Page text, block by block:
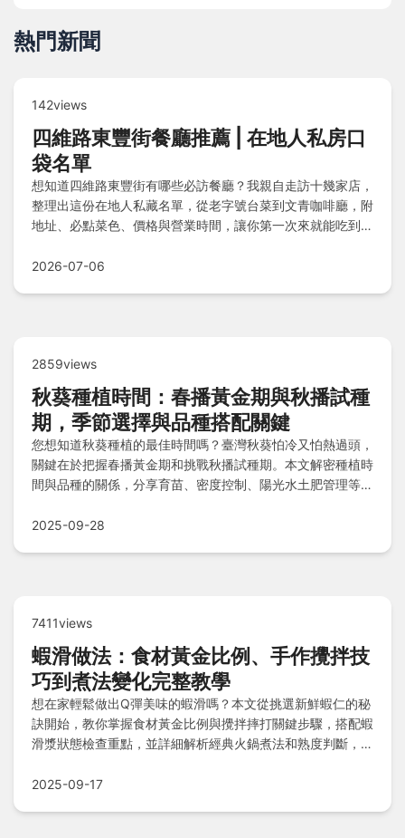
熱門新聞
142views
四維路東豐街餐廳推薦 | 在地人私房口
袋名單
想知道四維路東豐街有哪些必訪餐廳？我親自走訪十幾家店，
整理出這份在地人私藏名單，從老字號台菜到文青咖啡廳，附
地址、必點菜色、價格與營業時間，讓你第一次來就能吃到精
2026-07-06
2859views
秋葵種植時間：春播黃金期與秋播試種
期，季節選擇與品種搭配關鍵
您想知道秋葵種植的最佳時間嗎？臺灣秋葵怕冷又怕熱過頭，
關鍵在於把握春播黃金期和挑戰秋播試種期。本文解密種植時
間與品種的關係，分享育苗、密度控制、陽光水土肥管理等實
收！
2025-09-28
7411views
蝦滑做法：食材黃金比例、手作攪拌技
巧到煮法變化完整教學
想在家輕鬆做出Q彈美味的蝦滑嗎？本文從挑選新鮮蝦仁的秘
訣開始，教你掌握食材黃金比例與攪拌摔打關鍵步驟，搭配蝦
滑漿狀態檢查重點，並詳細解析經典火鍋煮法和熟度判斷，更
桌零失敗！
2025-09-17